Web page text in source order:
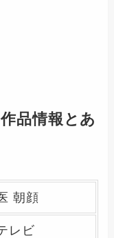
品情報とあ
朝顔
レビ